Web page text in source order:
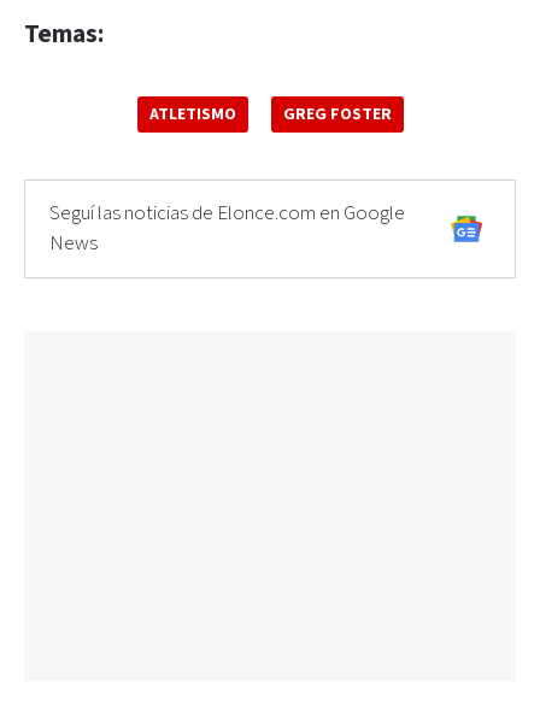
Temas:
ATLETISMO GREG FOSTER
Seguí las noticias de Elonce.com en Google
News